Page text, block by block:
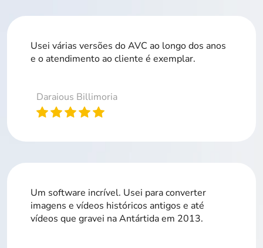
Usei várias versões do AVC ao longo dos anos
e o atendimento ao cliente é exemplar.
Daraious Billimoria
Um software incrível. Usei para converter
imagens e vídeos históricos antigos e até
vídeos que gravei na Antártida em 2013.